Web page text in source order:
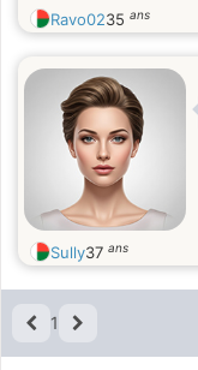
Ravo0235 ans
Sully37 ans
1